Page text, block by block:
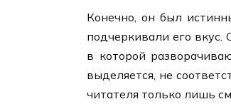
Конечно, он был
подчеркивали его
в которой
выделяется, не
читателя только лишь